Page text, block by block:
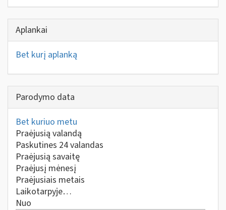
Aplankai
Bet kurį aplanką
Parodymo data
Bet kuriuo metu
Praėjusią valandą
Paskutines 24 valandas
Praėjusią savaitę
Praėjusį mėnesį
Praėjusiais metais
Laikotarpyje…
Nuo